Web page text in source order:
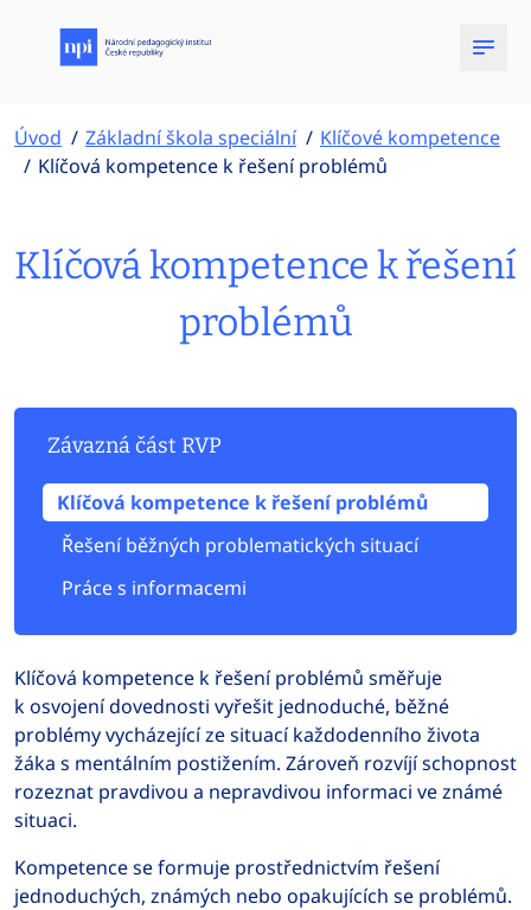
Úvod Základní škola speciální
Klíčové kompetence
Klíčová kompetence k řešení problémů
Klíčová kompetence k řešení
problémů
Závazná část RVP
Klíčová kompetence k řešení problémů
Řešení běžných problematických situací
Práce s informacemi
Klíčová kompetence k řešení problémů směřuje
k osvojení dovednosti vyřešit jednoduché, běžné
problémy vycházející ze situací každodenního života
žáka s mentálním postižením. Zároveň rozvíjí schopnost
rozeznat pravdivou a nepravdivou informaci ve známé
situaci.
Kompetence se formuje prostřednictvím řešení
jednoduchých, známých nebo opakujících se problémů.